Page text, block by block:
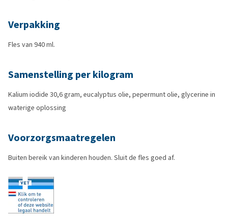
Verpakking
Fles van 940 ml.
Samenstelling per kilogram
Kalium iodide 30,6 gram, eucalyptus olie, pepermunt olie, glycerine in
waterige oplossing
Voorzorgsmaatregelen
Buiten bereik van kinderen houden. Sluit de fles goed af.